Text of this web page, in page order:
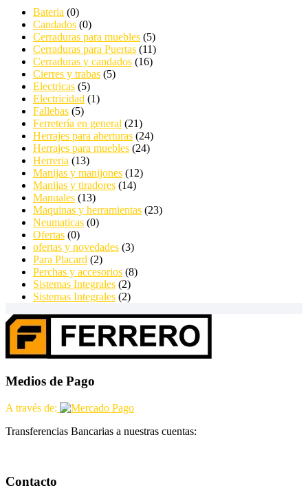
Bateria (0)
Candados (0)
Cerraduras para muebles (5)
Cerraduras para Puertas (11)
Cerraduras y candados (16)
Cierres y trabas (5)
Electricas (5)
Electricidad (1)
Fallebas (5)
Ferretería en general (21)
Herrajes para aberturas (24)
Herrajes para muebles (24)
Herreria (13)
Manijas y manijones (12)
Manijas y tiradores (14)
Manuales (13)
Maquinas y herramientas (23)
Neumaticas (0)
Ofertas (0)
ofertas y novedades (3)
Para Placard (2)
Perchas y accesorios (8)
Sistemas Integrales (2)
Sistemas Integrales (2)
Medios de Pago
A través de:
Transferencias Bancarias a nuestras cuentas:
Contacto